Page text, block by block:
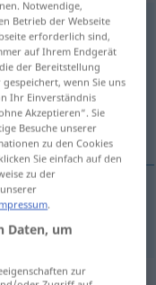
antippen)
Notwendige,
Betrieb der Webseite
erforderlich sind,
auf Ihrem Endgerät
der Bereitstellung
wenn Sie uns
Ihr Einverständnis
Akzeptieren“. Sie
Besuche unserer
zu den Cookies
Sie einfach auf den
zu der
.
Daten, um
zur